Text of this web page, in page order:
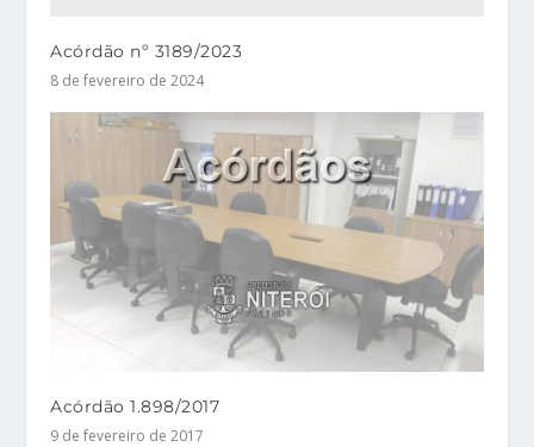
Acórdão nº 3189/2023
8 de fevereiro de 2024
Acórdão 1.898/2017
9 de fevereiro de 2017